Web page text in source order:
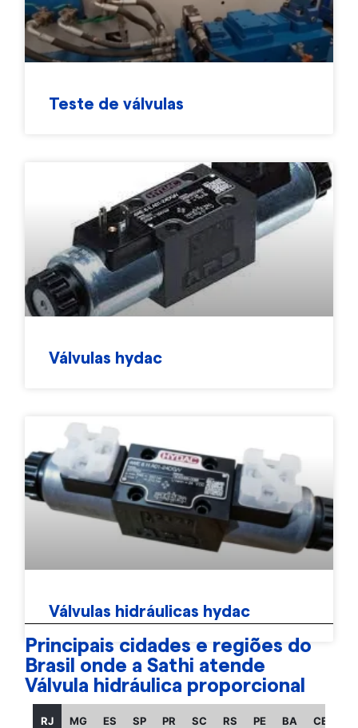
Teste de válvulas
Válvulas hydac
Válvulas hidráulicas hydac
Principais cidades e regiões do
Brasil onde a Sathi atende
Válvula hidráulica proporcional
RJ MG ES SP PR SC RS PE BA CE